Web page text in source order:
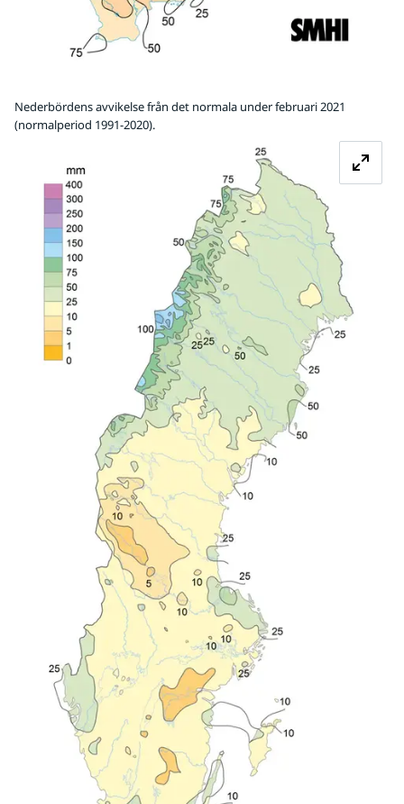
Nederbördens avvikelse från det normala under februari 2021
(normalperiod 1991-2020).